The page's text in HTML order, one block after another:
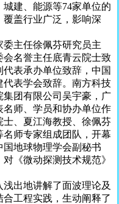
建、能源等74家单位的
覆盖行业广泛，影响深
主任徐佩芬研究员主
名誉主任底青云院士致
表承办单位致辞，中国
表学会致辞。南方科技
团有限公司吴宇豪，广
师、学员和协办单位作
、夏江海教授、徐佩芬
师专家组成团队，开幕
地球物理学会副秘书
《微动探测技术规范》
出地讲解了面波理论及
工程实践，生动阐释了